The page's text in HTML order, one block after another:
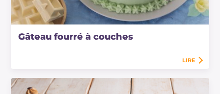
Gâteau fourré à couches
LIRE